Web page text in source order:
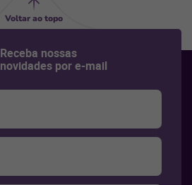
Voltar ao topo
Receba nossas
novidades por e-mail